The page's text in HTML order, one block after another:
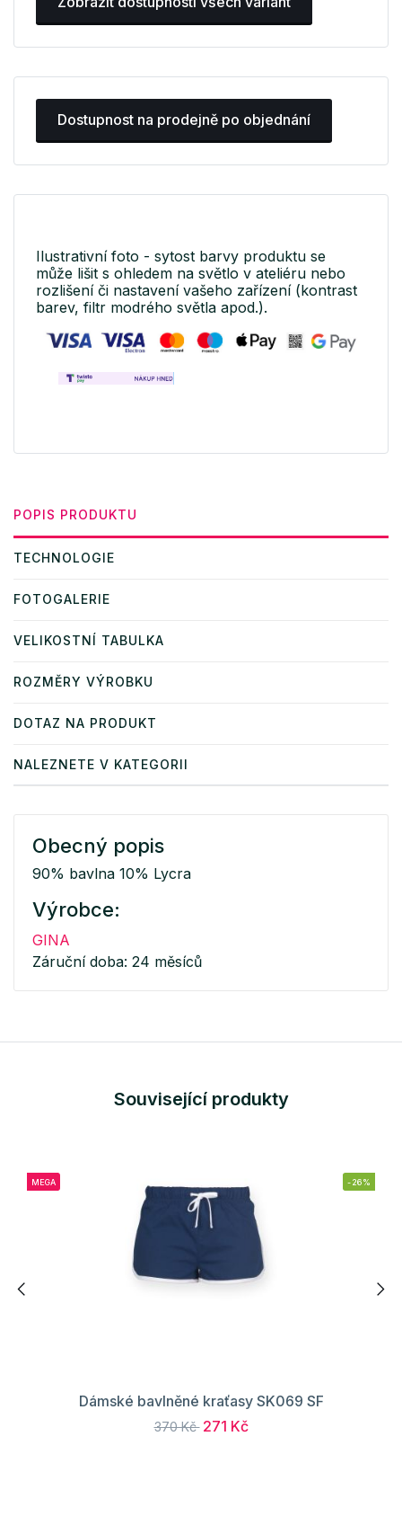
Dostupnost na prodejně po objednání
Ilustrativní foto - sytost barvy produktu se
může lišit s ohledem na světlo v ateliéru nebo
rozlišení či nastavení vašeho zařízení (kontrast
barev, filtr modrého světla apod.).
POPIS PRODUKTU
TECHNOLOGIE
FOTOGALERIE
VELIKOSTNÍ TABULKA
ROZMĚRY VÝROBKU
DOTAZ NA PRODUKT
NALEZNETE V KATEGORII
Obecný popis
90% bavlna 10% Lycra
Výrobce:
GINA
Záruční doba: 24 měsíců
Související produkty
MEGA -26%
Dámské bavlněné kraťasy SK069 SF
370 Kč 271 Kč